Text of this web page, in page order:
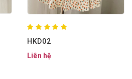
HKD02
Liên hệ